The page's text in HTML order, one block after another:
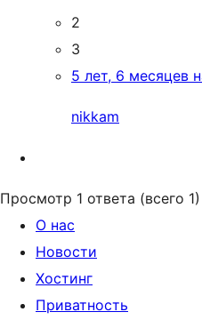
2
3
5 лет, 6 месяцев
nikkam
Просмотр 1 ответа (всего 1)
О нас
Новости
Хостинг
Приватность